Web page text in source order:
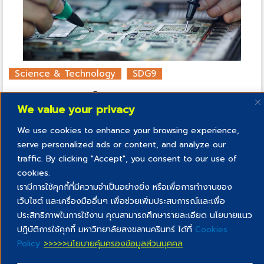
We value your privacy
We use cookies to enhance your browsing experience,
serve personalized ads or content, and analyze our
traffic. By clicking "Accept", you consent to our use of
cookies.
เรามีการใช้คุกกี้ที่มีความจำเป็นอย่างยิ่ง หรือเพื่อการทำงานของ
เว็บไซต์ และเครื่องมืออื่นๆ เพื่อช่วยเพิ่มประสบการณ์และเพื่อ
ประสิทธิภาพในการใช้งาน คุณสามารถศึกษารายละเอียด นโยบายแนว
ปฎิบัติการใช้คุกกี้ มหาวิทยาลัยสงขลานครินทร์ ได้ที่ Cookies
Policy >>>>>นโยบายคุ้มครองข้อมูลส่วนบุคคล
Science & Technology SDG9
วงจรไฟฟ้าและอิเล็...
พฤศจิกายน 27, 2020
EILA PSU -
© All Right
Reserved. |
นโยบาย
คุกกี้
นโยบาย
คุ้มครอง
ข้อมูลส่วน
นโยบายการ
รักษาความ
มั่นคงปลอดภัย
นโยบายเว็บไซต์ของ
สำนักการศึกษาและ
นวัตกรรมการเรียนรู้